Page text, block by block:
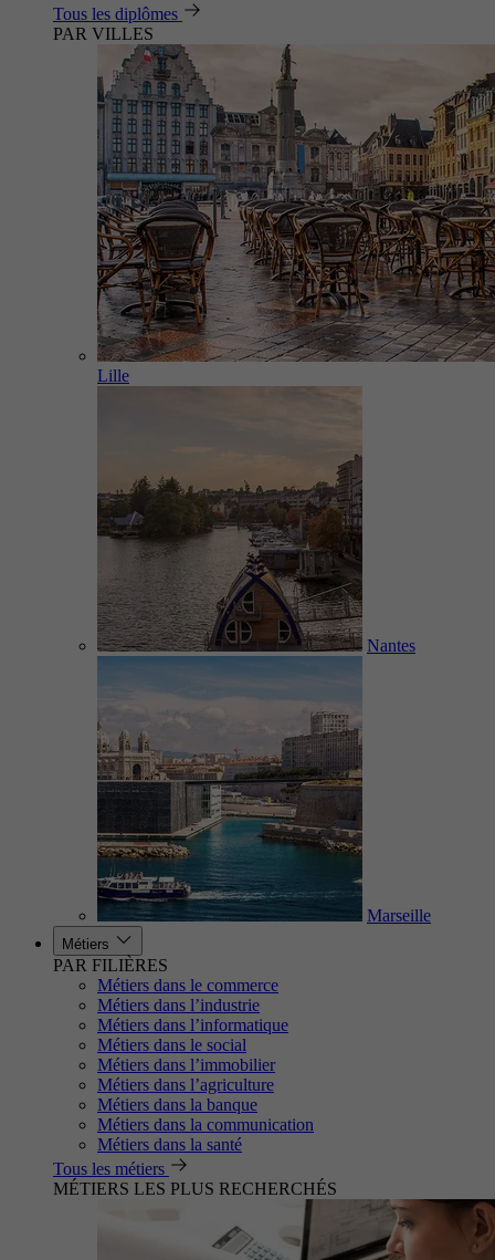
Tous les diplômes
PAR VILLES
Lille
Nantes
Marseille
Métiers
PAR FILIÈRES
Métiers dans le commerce
Métiers dans l’industrie
Métiers dans l’informatique
Métiers dans le social
Métiers dans l’immobilier
Métiers dans l’agriculture
Métiers dans la banque
Métiers dans la communication
Métiers dans la santé
Tous les métiers
MÉTIERS LES PLUS RECHERCHÉS